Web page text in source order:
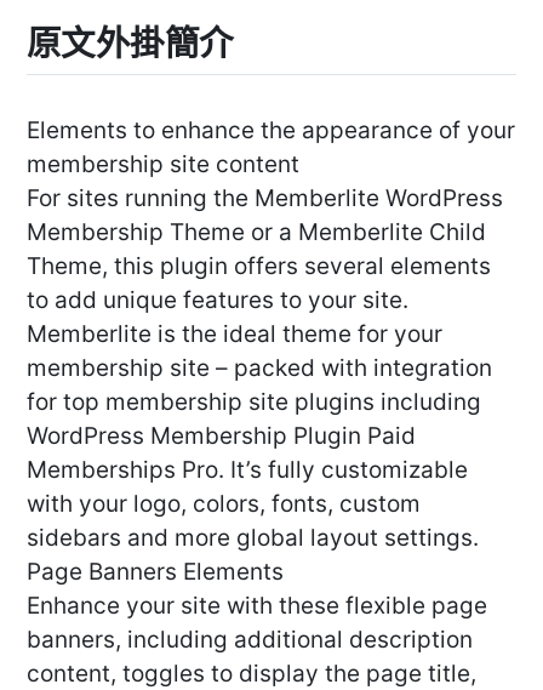
原文外掛簡介
Elements to enhance the appearance of your
membership site content
For sites running the Memberlite WordPress
Membership Theme or a Memberlite Child
Theme, this plugin offers several elements
to add unique features to your site.
Memberlite is the ideal theme for your
membership site – packed with integration
for top membership site plugins including
WordPress Membership Plugin Paid
Memberships Pro. It’s fully customizable
with your logo, colors, fonts, custom
sidebars and more global layout settings.
Page Banners Elements
Enhance your site with these flexible page
banners, including additional description
content, toggles to display the page title,